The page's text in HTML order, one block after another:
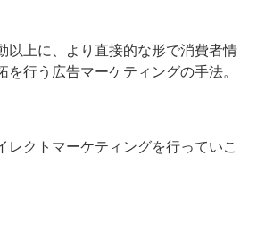
以上に、より直接的な形で消費者情
を行う広告マーケティングの手法。
レクトマーケティングを行っていこ